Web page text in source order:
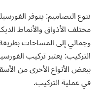
تنوع التصاميم: يتوفر
مختلف الأذواق والأنماط
وجمالي إلى المساحات
التركيب: يعتبر تركيب
ببعض الأنواع الأخرى من
في عملية التركيب.